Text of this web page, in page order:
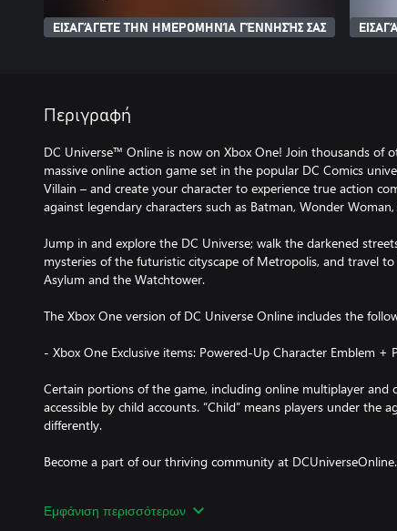
ΕΙΣΑΓΆΓΕΤΕ ΤΗΝ ΗΜΕΡΟΜΗΝΊΑ ΓΈΝΝΗΣΉΣ ΣΑΣ
Περιγραφή
DC Universe™ Online is now on Xbox One! Join thousands of
massive online action game set in the popular DC Comics
Villain – and create your character to experience true action
against legendary characters such as Batman, Wonder
Jump in and explore the DC Universe; walk the darkened
mysteries of the futuristic cityscape of Metropolis, and travel
Asylum and the Watchtower.
The Xbox One version of DC Universe Online includes the
- Xbox One Exclusive items: Powered-Up Character Emblem
Certain portions of the game, including online multiplayer and
accessible by child accounts. “Child” means players under the
differently.
Become a part of our thriving community at
Εμφάνιση περισσότερων